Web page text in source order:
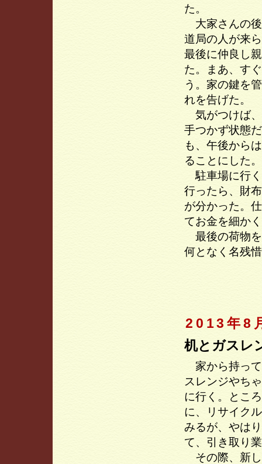
た。
大家さんの後
道局の人が来
最後に仲良し
た。まあ、す
う。家の鍵を
れを告げた。
気がつけば、
手つかず状態
も、午後から
ることにした。
駐車場に行く
行ったら、財
が分かった。
てお金を細か
最後の荷物を
何となく名残
2013年8
机とガスレ
家から持って
スレンジやち
に行く。とこ
に、リサイク
みるが、やは
て、引き取り
その際、新し